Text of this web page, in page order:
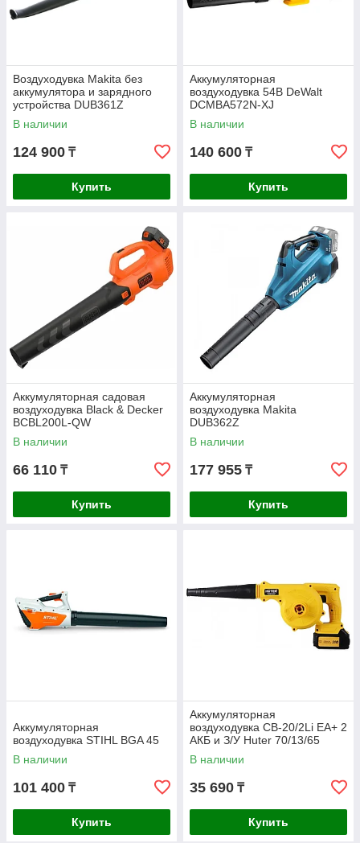
Воздуходувка Makita без
аккумулятора и зарядного
устройства DUB361Z
В наличии
124 900 ₸
Купить
Аккумуляторная
воздуходувка 54В DeWalt
DCMBA572N-XJ
В наличии
140 600 ₸
Купить
Аккумуляторная садовая
воздуходувка Black & Decker
BCBL200L-QW
В наличии
66 110 ₸
Купить
Аккумуляторная
воздуходувка Makita
DUB362Z
В наличии
177 955 ₸
Купить
Аккумуляторная
воздуходувка STIHL BGA 45
В наличии
101 400 ₸
Купить
Аккумуляторная
воздуходувка CB-20/2Li EA+ 2
АКБ и З/У Huter 70/13/65
В наличии
35 690 ₸
Купить